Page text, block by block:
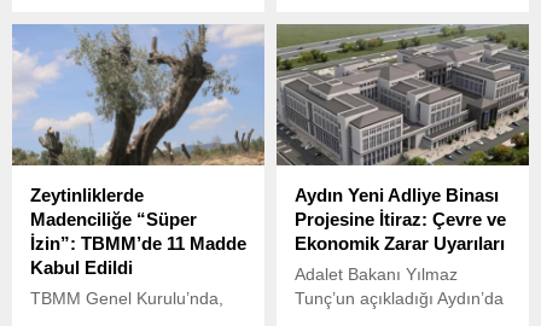
yakından ilgilendiren yeni
vergi düzenlemesiyle, pick-
up araçlara uygulanan ÖTV
oranı %4’ten %50’ye
çıkarıldı.
elektrik faturalarındaki yeni
tarife düzenlemesi hakkında
önemli açıklamalarda
bulundu.
Zeytinliklerde
Madenciliğe “Süper
İzin”: TBMM’de 11 Madde
Kabul Edildi
TBMM Genel Kurulu’nda,
Aydın Yeni Adliye Binası
Projesine İtiraz: Çevre ve
Ekonomik Zarar Uyarıları
Adalet Bakanı Yılmaz
Tunç’un açıkladığı Aydın’da